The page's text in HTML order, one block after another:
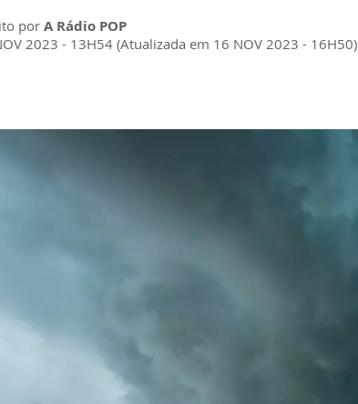
por A Rádio POP
2023 - 13H54 (Atualizada em 16 NOV 2023 - 16H50)